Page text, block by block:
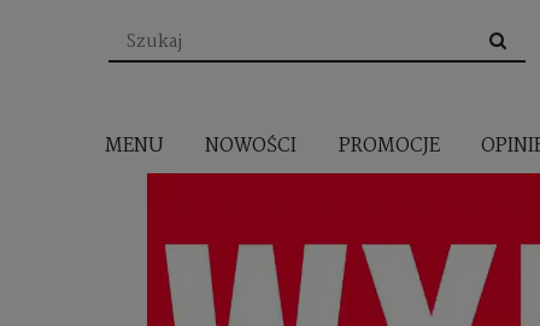
MENU NOWOŚCI PROMOCJE